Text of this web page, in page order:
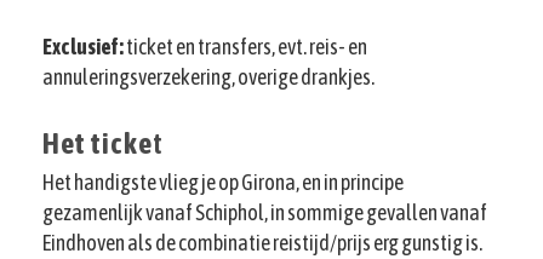
Exclusief:ticket en transfers, evt. reis- en
annuleringsverzekering, overige drankjes.
Het ticket
Het handigste vlieg je op Girona, en in principe
gezamenlijk vanaf Schiphol, in sommige gevallen vanaf
Eindhoven als de combinatie reistijd/prijs erg gunstig is.